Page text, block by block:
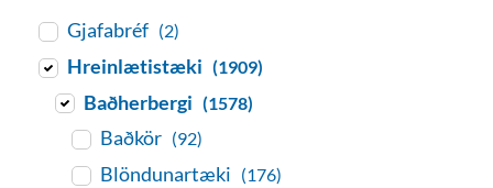
Gjafabréf (2)
Hreinlætistæki (1909)
Baðherbergi (1578)
Baðkör (92)
Blöndunartæki (176)